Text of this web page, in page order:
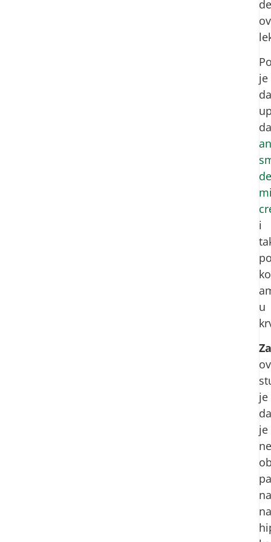
je
da
i
u
je
da
je
na